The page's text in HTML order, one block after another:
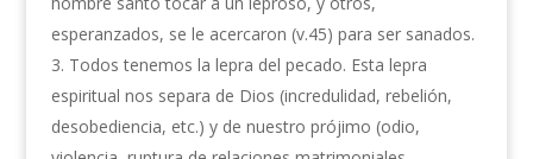
esperanzados, se le acercaron (v.45) para ser sanados.
Todos tenemos la lepra del pecado. Esta lepra
espiritual nos separa de Dios (incredulidad, rebelión,
desobediencia, etc.) y de nuestro prójimo (odio,